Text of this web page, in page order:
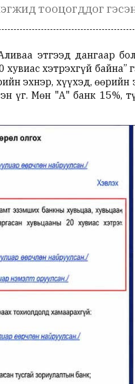
тооцогддог
этгээд дангаар
хэтрэхгүй байна”
эхнэр, хүүхэд,
үг. Мөн "А" банк 15%,